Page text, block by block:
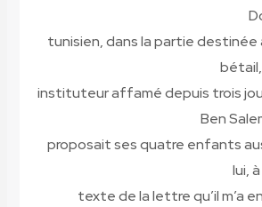
tunisien, dans la partie destinée
instituteur affamé depuis trois
Ben
proposait ses quatre enfants
lui,
texte de la lettre qu’il m’a